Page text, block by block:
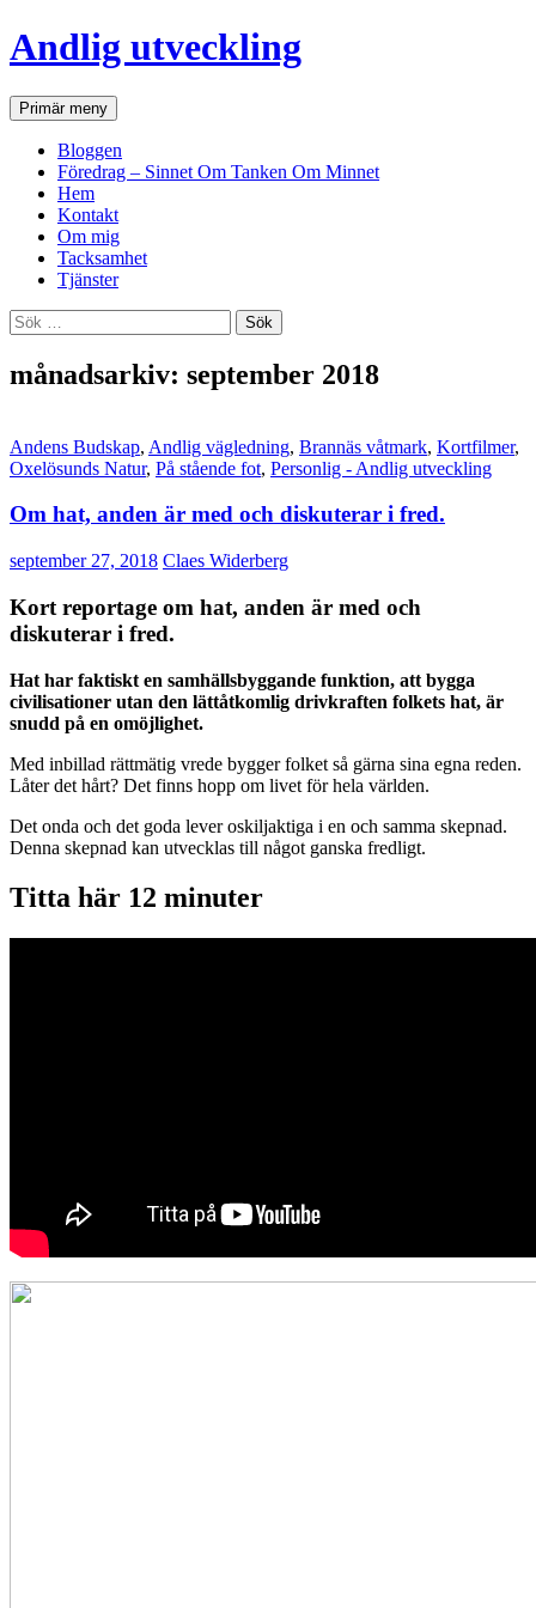
Andlig utveckling
SökPrimär meny Hoppa
till
innehåll
Bloggen
Föredrag – Sinnet Om Tanken Om Minnet
Hem
Kontakt
Om mig
Tacksamhet
Tjänster
Sök
efter:
månadsarkiv: september 2018
Andens Budskap, Andlig vägledning, Brannäs våtmark, Kortfilmer,
Oxelösunds Natur, På stående fot, Personlig - Andlig utveckling
Om hat, anden är med och diskuterar i fred.
september 27, 2018 Claes Widerberg
Kort reportage om hat, anden är med och
diskuterar i fred.
Hat har faktiskt en samhällsbyggande funktion, att bygga
civilisationer utan den lättåtkomlig drivkraften folkets hat, är
snudd på en omöjlighet.
Med inbillad rättmätig vrede bygger folket så gärna sina egna reden.
Låter det hårt? Det finns hopp om livet för hela världen.
Det onda och det goda lever oskiljaktiga i en och samma skepnad.
Denna skepnad kan utvecklas till något ganska fredligt.
Titta här 12 minuter